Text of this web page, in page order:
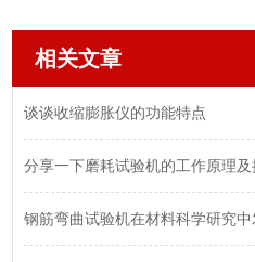
相关文章
谈谈收缩膨胀仪的功能特点
分享一下磨耗试验机的工作原理
钢筋弯曲试验机在材料科学研究